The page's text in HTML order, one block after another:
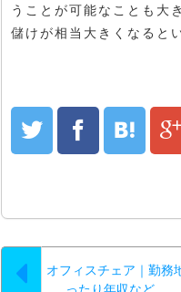
うことが可能なことも大
儲けが相当大きくなると
オフィスチェア｜勤務
ったり年収など…。